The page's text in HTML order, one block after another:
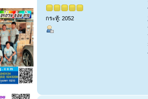
กระทู้: 2052